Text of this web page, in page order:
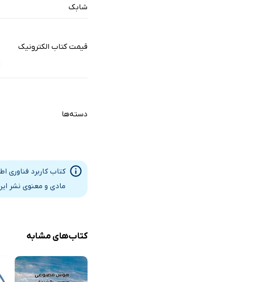
شابک
قیمت کتاب الکترونیک
دسته‌ها
کتاب کاربرد فناوری
مادی و معنوی نشر
کتاب‌های مشابه